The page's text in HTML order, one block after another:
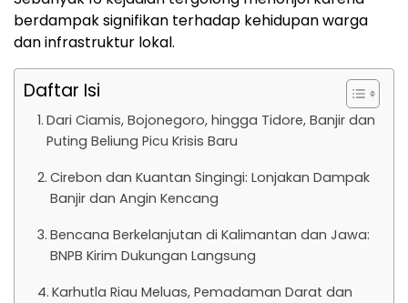
berdampak signifikan terhadap kehidupan warga
dan infrastruktur lokal.
Daftar Isi
Dari Ciamis, Bojonegoro, hingga Tidore, Banjir dan
Puting Beliung Picu Krisis Baru
Cirebon dan Kuantan Singingi: Lonjakan Dampak
Banjir dan Angin Kencang
Bencana Berkelanjutan di Kalimantan dan Jawa:
BNPB Kirim Dukungan Langsung
Karhutla Riau Meluas, Pemadaman Darat dan